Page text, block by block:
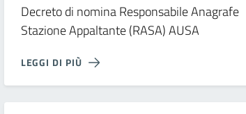
Decreto di nomina Responsabile Anagrafe
Stazione Appaltante (RASA) AUSA
LEGGI DI PIÙ